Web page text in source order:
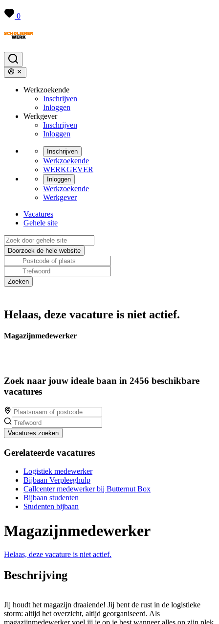
0
Werkzoekende
Inschrijven
Inloggen
Werkgever
Inschrijven
Inloggen
Inschrijven
Werkzoekende
WERKGEVER
Inloggen
Werkzoekende
Werkgever
Vacatures
Gehele site
Helaas, deze vacature is niet actief.
Magazijnmedewerker
Zoek naar jouw ideale baan in 2456 beschikbare
vacatures
Vacatures zoeken
Gerelateerde vacatures
Logistiek medewerker
Bijbaan Verpleeghulp
Callcenter medewerker bij Butternut Box
Bijbaan studenten
Studenten bijbaan
Magazijnmedewerker
Helaas, deze vacature is niet actief.
Beschrijving
Jij houdt het magazijn draaiende! Jij bent de rust in de logistieke
storm: altijd het overzicht, altijd georganiseerd. Als
magazijnmedewerker voel jij je op je best wanneer alles op zijn plek